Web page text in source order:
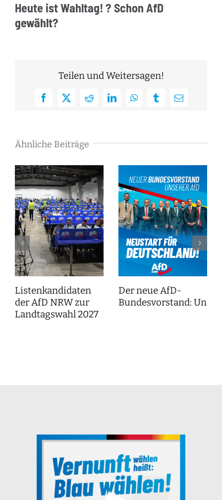
Heute ist Wahltag! ? Schon AfD
gewählt?
Teilen und Weitersagen!
Facebook
X RedditLinkedInWhatsAppTumblrE-
Ähnliche Beiträge
Listenkandidaten
der AfD NRW zur
Landtagswahl 2027
Der neue AfD-
Bundesvorstand: